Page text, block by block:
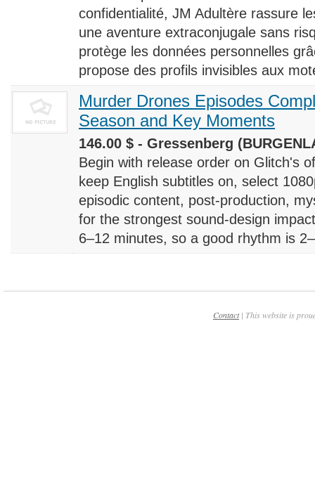
confidentialité, JM Adultère rassure
une aventure extraconjugale sans
protège les données personnelles
propose des profils invisibles aux
Murder Drones Episodes
Season and Key Moments
146.00 $ - Gressenberg
Begin with release order on Glitch's
keep English subtitles on, select
episodic content, post-production,
for the strongest sound-design
6–12 minutes, so a good rhythm is
Contact| This website is